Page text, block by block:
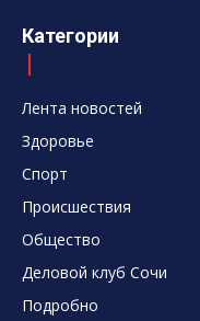
Категории
Лента новостей
Здоровье
Спорт
Происшествия
Общество
Деловой клуб Сочи
Подробно